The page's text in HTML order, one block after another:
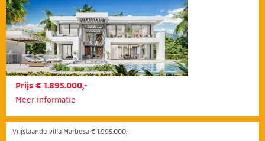
Prijs € 1.895.000,-
Meer informatie
Vrijstaande villa Marbesa € 1.995.000,-